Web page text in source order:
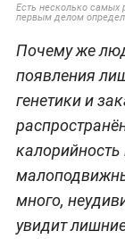
Есть несколько самых
первым делом
Почему же
появления
генетики и
много,
увидит